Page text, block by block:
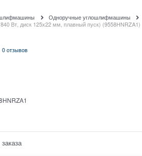
Одноручные углошлифмашины
Вт, диск 125х22 мм, плавный пуск) (9558HNRZA1)
0 отзывов